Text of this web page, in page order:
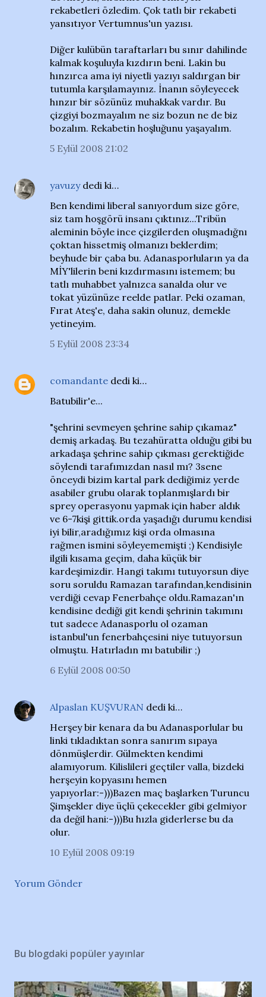
rekabetleri özledim. Çok tatlı bir rekabeti
yansıtıyor Vertumnus'un yazısı.
Diğer kulübün taraftarları bu sınır dahilinde
kalmak koşuluyla kızdırın beni. Lakin bu
hınzırca ama iyi niyetli yazıyı saldırgan bir
tutumla karşılamayınız. İnanın söyleyecek
hınzır bir sözünüz muhakkak vardır. Bu
çizgiyi bozmayalım ne siz bozun ne de biz
bozalım. Rekabetin hoşluğunu yaşayalım.
5 Eylül 2008 21:02
yavuzydedi ki…
Ben kendimi liberal sanıyordum size göre,
siz tam hoşgörü insanı çıktınız...Tribün
aleminin böyle ince çizgilerden oluşmadığnı
çoktan hissetmiş olmanızı beklerdim;
beyhude bir çaba bu. Adanasporluların ya da
MİY'lilerin beni kızdırmasını istemem; bu
tatlı muhabbet yalnızca sanalda olur ve
tokat yüzünüze reelde patlar. Peki ozaman,
Fırat Ateş'e, daha sakin olunuz, demekle
yetineyim.
5 Eylül 2008 23:34
comandante dedi ki…
Batubilir'e...
"şehrini sevmeyen şehrine sahip çıkamaz"
demiş arkadaş. Bu tezahüratta olduğu gibi bu
arkadaşa şehrine sahip çıkması gerektiğide
söylendi tarafımızdan nasıl mı? 3sene
önceydi bizim kartal park dediğimiz yerde
asabiler grubu olarak toplanmışlardı bir
sprey operasyonu yapmak için haber aldık
ve 6-7kişi gittik.orda yaşadığı durumu kendisi
iyi bilir,aradığımız kişi orda olmasına
rağmen ismini söyleyememişti ;) Kendisiyle
ilgili kısama geçim, daha küçük bir
kardeşimizdir. Hangi takımı tutuyorsun diye
soru soruldu Ramazan tarafından,kendisinin
verdiği cevap Fenerbahçe oldu.Ramazan'ın
kendisine dediği git kendi şehrinin takımını
tut sadece Adanasporlu ol ozaman
istanbul'un fenerbahçesini niye tutuyorsun
olmuştu. Hatırladın mı batubilir ;)
6 Eylül 2008 00:50
Alpaslan KUŞVURAN dedi ki…
Herşey bir kenara da bu Adanasporlular bu
linki tıkladıktan sonra sanırım sıpaya
dönmüşlerdir. Gülmekten kendimi
alamıyorum. Kilislileri geçtiler valla, bizdeki
herşeyin kopyasını hemen
yapıyorlar:-)))Bazen maç başlarken Turuncu
Şimşekler diye üçlü çekecekler gibi gelmiyor
da değil hani:-)))Bu hızla giderlerse bu da
olur.
10 Eylül 2008 09:19
Yorum Gönder
Bu blogdaki popüler yayınlar